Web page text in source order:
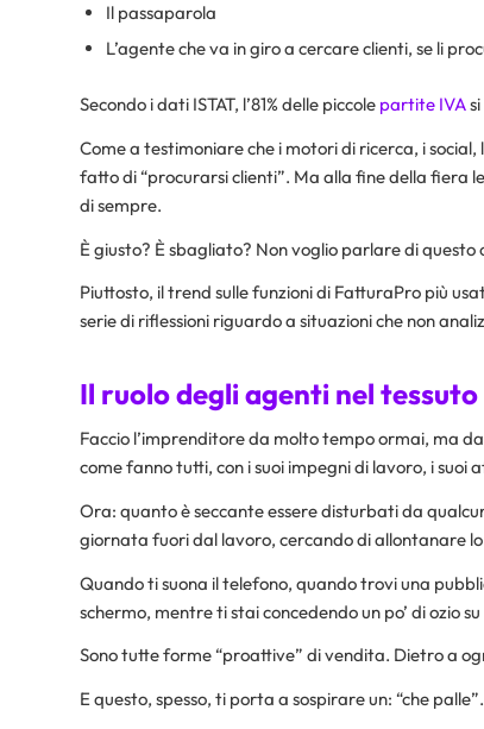
Il passaparola
L’agente che va in giro a cercare clienti, se li
Secondo i dati ISTAT, l’81% delle piccole partite IVA
Come a testimoniare che i motori di ricerca, i
fatto di “procurarsi clienti”. Ma alla fine della fiera
di sempre.
È giusto? È sbagliato? Non voglio parlare di questo
Piuttosto, il trend sulle funzioni di FatturaPro più
serie di riflessioni riguardo a situazioni che non
Il ruolo degli agenti nel
Faccio l’imprenditore da molto tempo ormai, ma
come fanno tutti, con i suoi impegni di lavoro, i suoi
Ora: quanto è seccante essere disturbati da
giornata fuori dal lavoro, cercando di allontanare
Quando ti suona il telefono, quando trovi una
schermo, mentre ti stai concedendo un po’ di ozio
Sono tutte forme “proattive” di vendita. Dietro a
E questo, spesso, ti porta a sospirare un: “che palle”.